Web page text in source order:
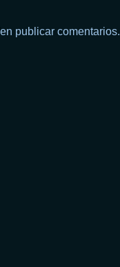
publicar comentarios.